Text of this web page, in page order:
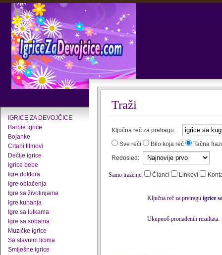
IGRICE ZA DEVOJČICE
Barbie igrice
Bojanke
Crtani filmovi
Dečije igrice
Igrice bebe
Igre doktora
Igre oblačenja
Igre sa životinjama
Igre kuhanja
Igre sa lutkama
Igre sa sobama
Muzičke igrice
Sa slavnim licima
Smiješne igrice
Traži
Ključna reč za pretragu:
Sve reči
Bilo koja reč
Tačna
Redosled:
Samo traženje: Članci Linkovi
Ključna reč za pretragu igrice
Ukupno6 pronađenih rezultata.